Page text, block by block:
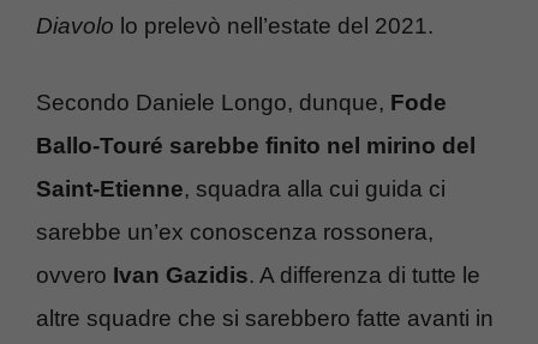
Diavolo lo prelevò nell’estate del 2021.
Secondo Daniele Longo, dunque, Fode
Ballo-Touré sarebbe finito nel mirino del
Saint-Etienne, squadra alla cui guida ci
sarebbe un’ex conoscenza rossonera,
ovvero Ivan Gazidis. A differenza di tutte le
altre squadre che si sarebbero fatte avanti in